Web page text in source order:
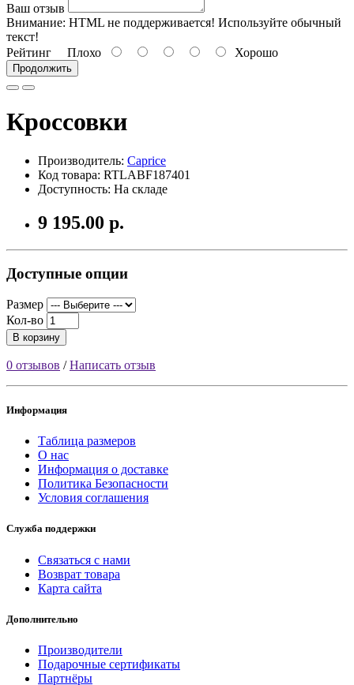
Ваш отзыв
Внимание: HTML не поддерживается! Используйте обычный
текст!
Рейтинг Плохо Хорошо
Продолжить
Кроссовки
Производитель: Caprice
Код товара: RTLABF187401
Доступность: На складе
9 195.00 р.
Доступные опции
Размер
Кол-во
В корзину
0 отзывов /Написать отзыв
Информация
Таблица размеров
О нас
Информация о доставке
Политика Безопасности
Условия соглашения
Служба поддержки
Связаться с нами
Возврат товара
Карта сайта
Дополнительно
Производители
Подарочные сертификаты
Партнёры